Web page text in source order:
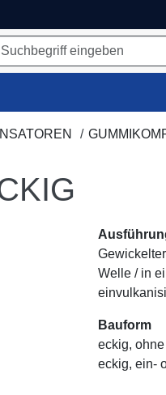
Welle / in
Bauform
eckig,
eckig, ein-